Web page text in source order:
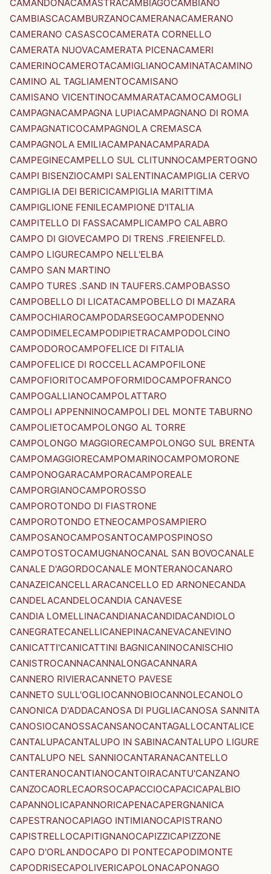
CAMANDONACAMASTRACAMBIAGOCAMBIANO
CAMBIASCACAMBURZANOCAMERANACAMERANO
CAMERANO CASASCOCAMERATA CORNELLO
CAMERATA NUOVACAMERATA PICENACAMERI
CAMERINOCAMEROTACAMIGLIANOCAMINATACAMINO
CAMINO AL TAGLIAMENTOCAMISANO
CAMISANO VICENTINOCAMMARATACAMOCAMOGLI
CAMPAGNACAMPAGNA LUPIACAMPAGNANO DI ROMA
CAMPAGNATICOCAMPAGNOLA CREMASCA
CAMPAGNOLA EMILIACAMPANACAMPARADA
CAMPEGINECAMPELLO SUL CLITUNNOCAMPERTOGNO
CAMPI BISENZIOCAMPI SALENTINACAMPIGLIA CERVO
CAMPIGLIA DEI BERICICAMPIGLIA MARITTIMA
CAMPIGLIONE FENILECAMPIONE D'ITALIA
CAMPITELLO DI FASSACAMPLICAMPO CALABRO
CAMPO DI GIOVECAMPO DI TRENS .FREIENFELD.
CAMPO LIGURECAMPO NELL'ELBA
CAMPO SAN MARTINO
CAMPO TURES .SAND IN TAUFERS.CAMPOBASSO
CAMPOBELLO DI LICATACAMPOBELLO DI MAZARA
CAMPOCHIAROCAMPODARSEGOCAMPODENNO
CAMPODIMELECAMPODIPIETRACAMPODOLCINO
CAMPODOROCAMPOFELICE DI FITALIA
CAMPOFELICE DI ROCCELLACAMPOFILONE
CAMPOFIORITOCAMPOFORMIDOCAMPOFRANCO
CAMPOGALLIANOCAMPOLATTARO
CAMPOLI APPENNINOCAMPOLI DEL MONTE TABURNO
CAMPOLIETOCAMPOLONGO AL TORRE
CAMPOLONGO MAGGIORECAMPOLONGO SUL BRENTA
CAMPOMAGGIORECAMPOMARINOCAMPOMORONE
CAMPONOGARACAMPORACAMPOREALE
CAMPORGIANOCAMPOROSSO
CAMPOROTONDO DI FIASTRONE
CAMPOROTONDO ETNEOCAMPOSAMPIERO
CAMPOSANOCAMPOSANTOCAMPOSPINOSO
CAMPOTOSTOCAMUGNANOCANAL SAN BOVOCANALE
CANALE D'AGORDOCANALE MONTERANOCANARO
CANAZEICANCELLARACANCELLO ED ARNONECANDA
CANDELACANDELOCANDIA CANAVESE
CANDIA LOMELLINACANDIANACANDIDACANDIOLO
CANEGRATECANELLICANEPINACANEVACANEVINO
CANICATTI'CANICATTINI BAGNICANINOCANISCHIO
CANISTROCANNACANNALONGACANNARA
CANNERO RIVIERACANNETO PAVESE
CANNETO SULL'OGLIOCANNOBIOCANNOLECANOLO
CANONICA D'ADDACANOSA DI PUGLIACANOSA SANNITA
CANOSIOCANOSSACANSANOCANTAGALLOCANTALICE
CANTALUPACANTALUPO IN SABINACANTALUPO LIGURE
CANTALUPO NEL SANNIOCANTARANACANTELLO
CANTERANOCANTIANOCANTOIRACANTU'CANZANO
CANZOCAORLECAORSOCAPACCIOCAPACICAPALBIO
CAPANNOLICAPANNORICAPENACAPERGNANICA
CAPESTRANOCAPIAGO INTIMIANOCAPISTRANO
CAPISTRELLOCAPITIGNANOCAPIZZICAPIZZONE
CAPO D'ORLANDOCAPO DI PONTECAPODIMONTE
CAPODRISECAPOLIVERICAPOLONACAPONAGO